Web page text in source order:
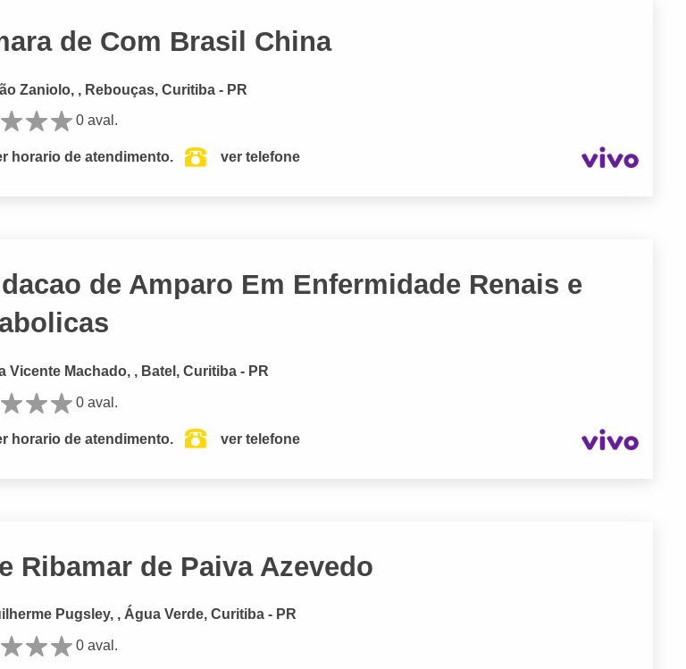
de Com Brasil China
Zaniolo, , Rebouças, Curitiba - PR
0 aval.
horario de atendimento. ver telefone
de Amparo Em Enfermidade Renais e
Vicente Machado, , Batel, Curitiba - PR
0 aval.
horario de atendimento. ver telefone
Ribamar de Paiva Azevedo
Pugsley, , Água Verde, Curitiba - PR
0 aval.